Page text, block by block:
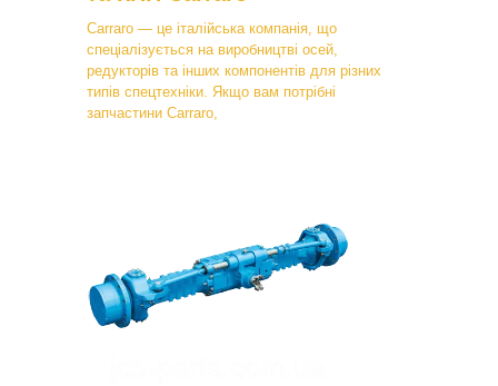
Carraro — це італійська компанія, що
спеціалізується на виробництві осей,
редукторів та інших компонентів для різних
типів спецтехніки. Якщо вам потрібні
запчастини Carraro,